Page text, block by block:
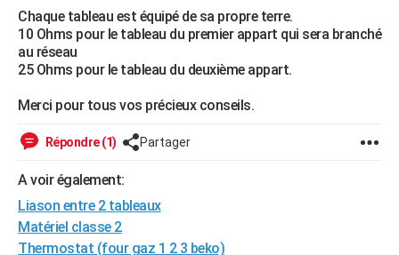
Forum
Aménagement intérieur
Extérieur
Cuisine
Salle de bains
Jardinage
Rangement
WEEK-END
Guides de France
Escapades
Patrimoine
Expositions
Musées
Week-end nature
LIFESTYLE
Modes de vie
Alimentation
Guide de la santé
Maladies
Médicaments
Sommeil
Destinations
City break
Voyage nature
Voyage de noces
Forum
Climat
BONS PLANS
Chaque tableau est équipé de sa propre terre.
10 Ohms pour le tableau du premier appart qui sera branché
au réseau
25 Ohms pour le tableau du deuxième appart.
Merci pour tous vos précieux conseils.
Répondre (1) Partager
A voir également:
Liason entre 2 tableaux
Matériel classe 2
Thermostat (four gaz 1 2 3 beko)